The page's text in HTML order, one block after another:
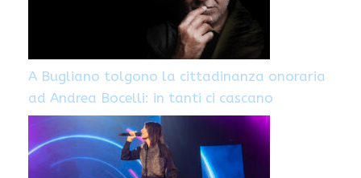
A Bugliano tolgono la cittadinanza onoraria
ad Andrea Bocelli: in tanti ci cascano